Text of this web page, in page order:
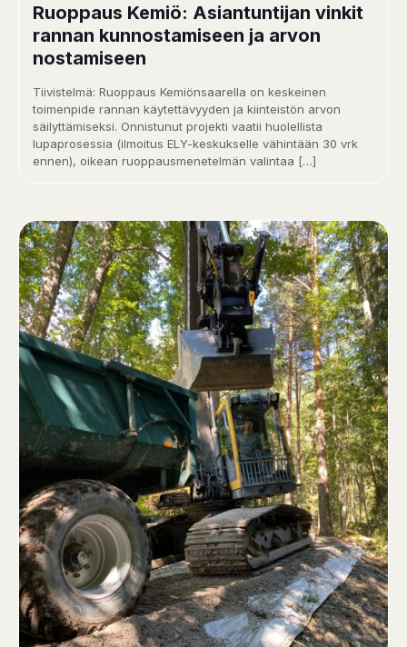
Ruoppaus Kemiö: Asiantuntijan vinkit
rannan kunnostamiseen ja arvon
nostamiseen
Tiivistelmä: Ruoppaus Kemiönsaarella on keskeinen
toimenpide rannan käytettävyyden ja kiinteistön arvon
säilyttämiseksi. Onnistunut projekti vaatii huolellista
lupaprosessia (ilmoitus ELY-keskukselle vähintään 30 vrk
ennen), oikean ruoppausmenetelmän valintaa […]